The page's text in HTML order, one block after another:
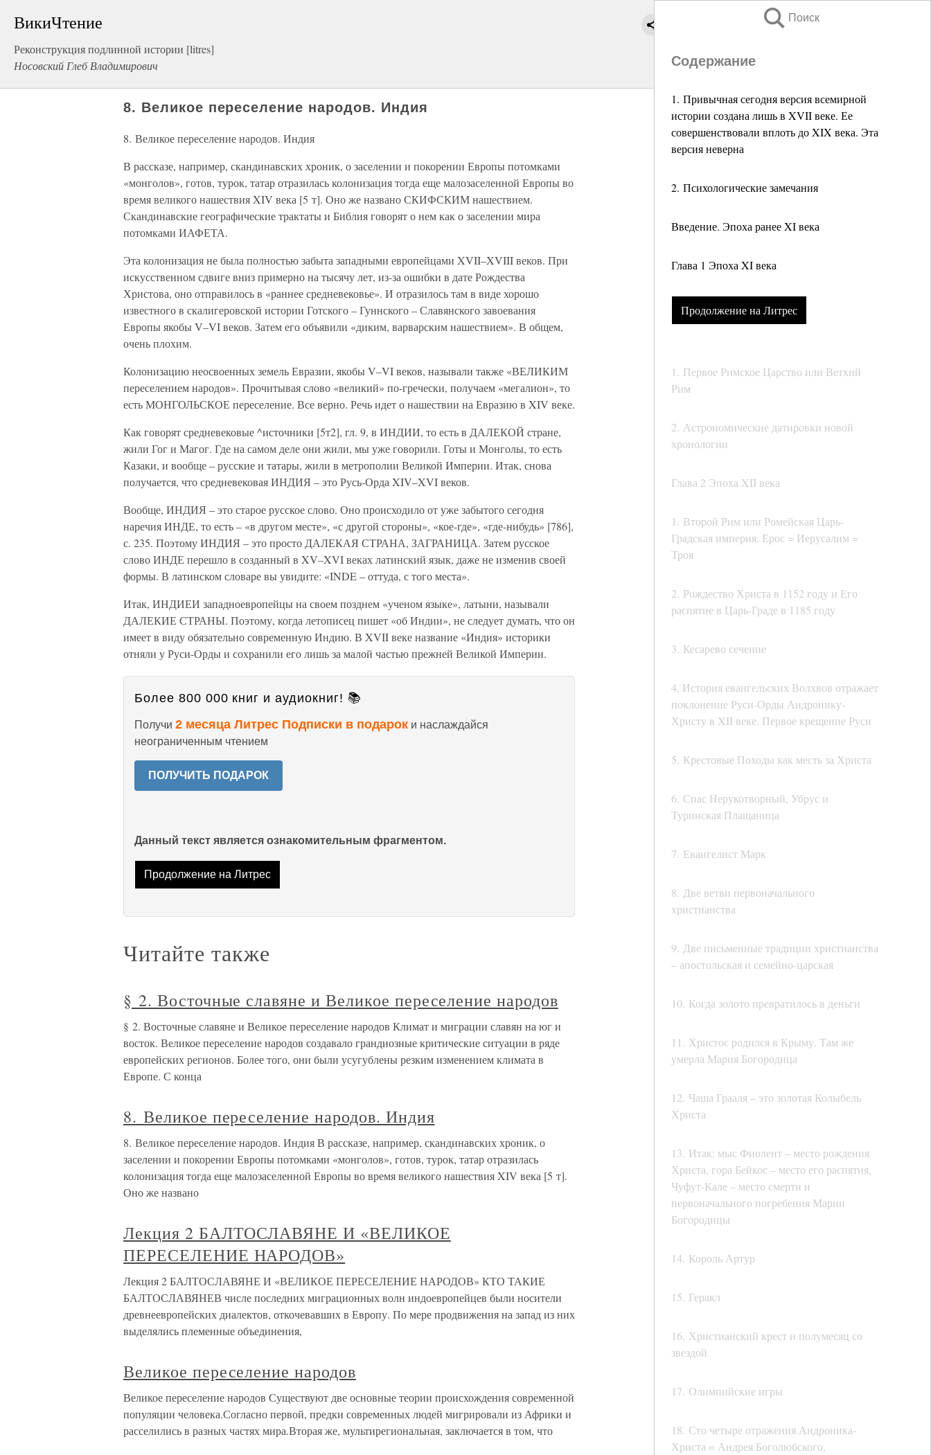
ВикиЧтение
Реконструкция подлинной истории [litres]
Носовский Глеб Владимирович
Поиск
Содержание
1. Привычная сегодня версия всемирной
истории создана лишь в XVII веке. Ее
совершенствовали вплоть до XIX века. Эта
версия неверна
2. Психологические замечания
Введение. Эпоха ранее XI века
Глава 1 Эпоха XI века
Продолжение на Литрес
1. Первое Римское Царство или Ветхий
Рим
2. Астрономические датировки новой
хронологии
Глава 2 Эпоха XII века
1. Второй Рим или Ромейская Царь-
Градская империя. Ерос = Иерусалим =
Троя
2. Рождество Христа в 1152 году и Его
распятие в Царь-Граде в 1185 году
3. Кесарево сечение
4, История евангельских Волхвов отражает
поклонение Руси-Орды Андронику-
Христу в XII веке. Первое крещение Руси
5. Крестовые Походы как месть за Христа
6. Спас Нерукотворный, Убрус и
Туринская Плащаница
7. Евангелист Марк
8. Две ветви первоначального
христианства
9. Две письменные традиции христианства
– апостольская и семейно-царская
10. Когда золото превратилось в деньги
11. Христос родился в Крыму. Там же
умерла Мария Богородица
12. Чаша Грааля – это золотая Колыбель
Христа
13. Итак: мыс Фиолент – место рождения
Христа, гора Бейкос – место его распятия,
Чуфут-Кале – место смерти и
первоначального погребения Марии
Богородицы
14. Король Артур
15. Геракл
16. Христианский крест и полумесяц со
звездой
17. Олимпийские игры
18. Сто четыре отражения Андроника-
Христа = Андрея Боголюбского,
8. Великое переселение народов. Индия
8. Великое переселение народов. Индия
В рассказе, например, скандинавских хроник, о заселении и покорении Европы потомками
«монголов», готов, турок, татар отразилась колонизация тогда еще малозаселенной Европы во
время великого нашествия XIV века [5 т]. Оно же названо СКИФСКИМ нашествием.
Скандинавские географические трактаты и Библия говорят о нем как о заселении мира
потомками ИАФЕТА.
Эта колонизация не была полностью забыта западными европейцами XVII–XVIII веков. При
искусственном сдвиге вниз примерно на тысячу лет, из-за ошибки в дате Рождества
Христова, оно отправилось в «раннее средневековье». И отразилось там в виде хорошо
известного в скалигеровской истории Готского – Гуннского – Славянского завоевания
Европы якобы V–VI веков. Затем его объявили «диким, варварским нашествием». В общем,
очень плохим.
Колонизацию неосвоенных земель Евразии, якобы V–VI веков, называли также «ВЕЛИКИМ
переселением народов». Прочитывая слово «великий» по-гречески, получаем «мегалион», то
есть МОНГОЛЬСКОЕ переселение. Все верно. Речь идет о нашествии на Евразию в XIV веке.
Как говорят средневековые ^источники [5т2], гл. 9, в ИНДИИ, то есть в ДАЛЕКОЙ стране,
жили Гог и Магог. Где на самом деле они жили, мы уже говорили. Готы и Монголы, то есть
Казаки, и вообще – русские и татары, жили в метрополии Великой Империи. Итак, снова
получается, что средневековая ИНДИЯ – это Русь-Орда XIV–XVI веков.
Вообще, ИНДИЯ – это старое русское слово. Оно происходило от уже забытого сегодня
наречия ИНДЕ, то есть – «в другом месте», «с другой стороны», «кое-где», «где-нибудь» [786],
с. 235. Поэтому ИНДИЯ – это просто ДАЛЕКАЯ СТРАНА, ЗАГРАНИЦА. Затем русское
слово ИНДЕ перешло в созданный в XV–XVI веках латинский язык, даже не изменив своей
формы. В латинском словаре вы увидите: «INDE – оттуда, с того места».
Итак, ИНДИЕИ западноевропейцы на своем позднем «ученом языке», латыни, называли
ДАЛЕКИЕ СТРАНЫ. Поэтому, когда летописец пишет «об Индии», не следует думать, что он
имеет в виду обязательно современную Индию. В XVII веке название «Индия» историки
отняли у Руси-Орды и сохранили его лишь за малой частью прежней Великой Империи.
Более 800 000 книг и аудиокниг! 📚
Получи 2 месяца Литрес Подписки в подарок и наслаждайся
неограниченным чтением
ПОЛУЧИТЬ ПОДАРОК
Данный текст является ознакомительным фрагментом.
Продолжение на Литрес
Читайте также
§ 2. Восточные славяне и Великое переселение народов
§ 2. Восточные славяне и Великое переселение народов Климат и миграции славян на юг и
восток. Великое переселение народов создавало грандиозные критические ситуации в ряде
европейских регионов. Более того, они были усугублены резким изменением климата в
Европе. С конца
8. Великое переселение народов. Индия
8. Великое переселение народов. Индия В рассказе, например, скандинавских хроник, о
заселении и покорении Европы потомками «монголов», готов, турок, татар отразилась
колонизация тогда еще малозаселенной Европы во время великого нашествия XIV века [5 т].
Оно же названо
Лекция 2 БАЛТОСЛАВЯНЕ И «ВЕЛИКОЕ
ПЕРЕСЕЛЕНИЕ НАРОДОВ»
Лекция 2 БАЛТОСЛАВЯНЕ И «ВЕЛИКОЕ ПЕРЕСЕЛЕНИЕ НАРОДОВ» КТО ТАКИЕ
БАЛТОСЛАВЯНЕВ числе последних миграционных волн индоевропейцев были носители
древнеевропейских диалектов, откочевавших в Европу. По мере продвижения на запад из них
выделялись племенные объединения,
Великое переселение народов
Великое переселение народов Существуют две основные теории происхождения современной
популяции человека.Согласно первой, предки современных людей мигрировали из Африки и
расселились в разных частях мира.Вторая же, мультирегиональная, заключается в том, что